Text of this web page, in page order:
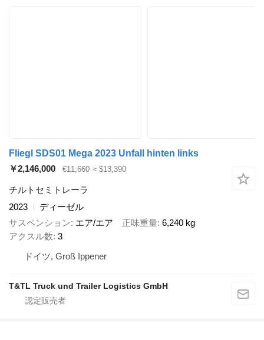
Fliegl SDS01 Mega 2023 Unfall hinten links
￥2,146,000
€11,660 ≈ $13,390
チルトセミトレーラ
2023
ディーゼル
サスペンション エア/エア 正味重量 6,240 kg
アクスル数 3
ドイツ, Groß Ippener
T&TL Truck und Trailer Logistics GmbH